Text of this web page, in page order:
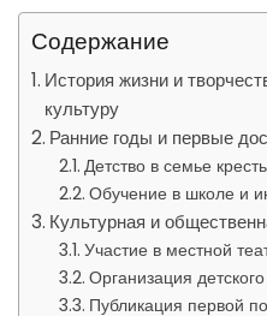
Содержание
История жизни и
культуру
Ранние годы и первые
Детство в семье
Обучение в школе и
Культурная и
Участие в местной
Организация
Публикация первой